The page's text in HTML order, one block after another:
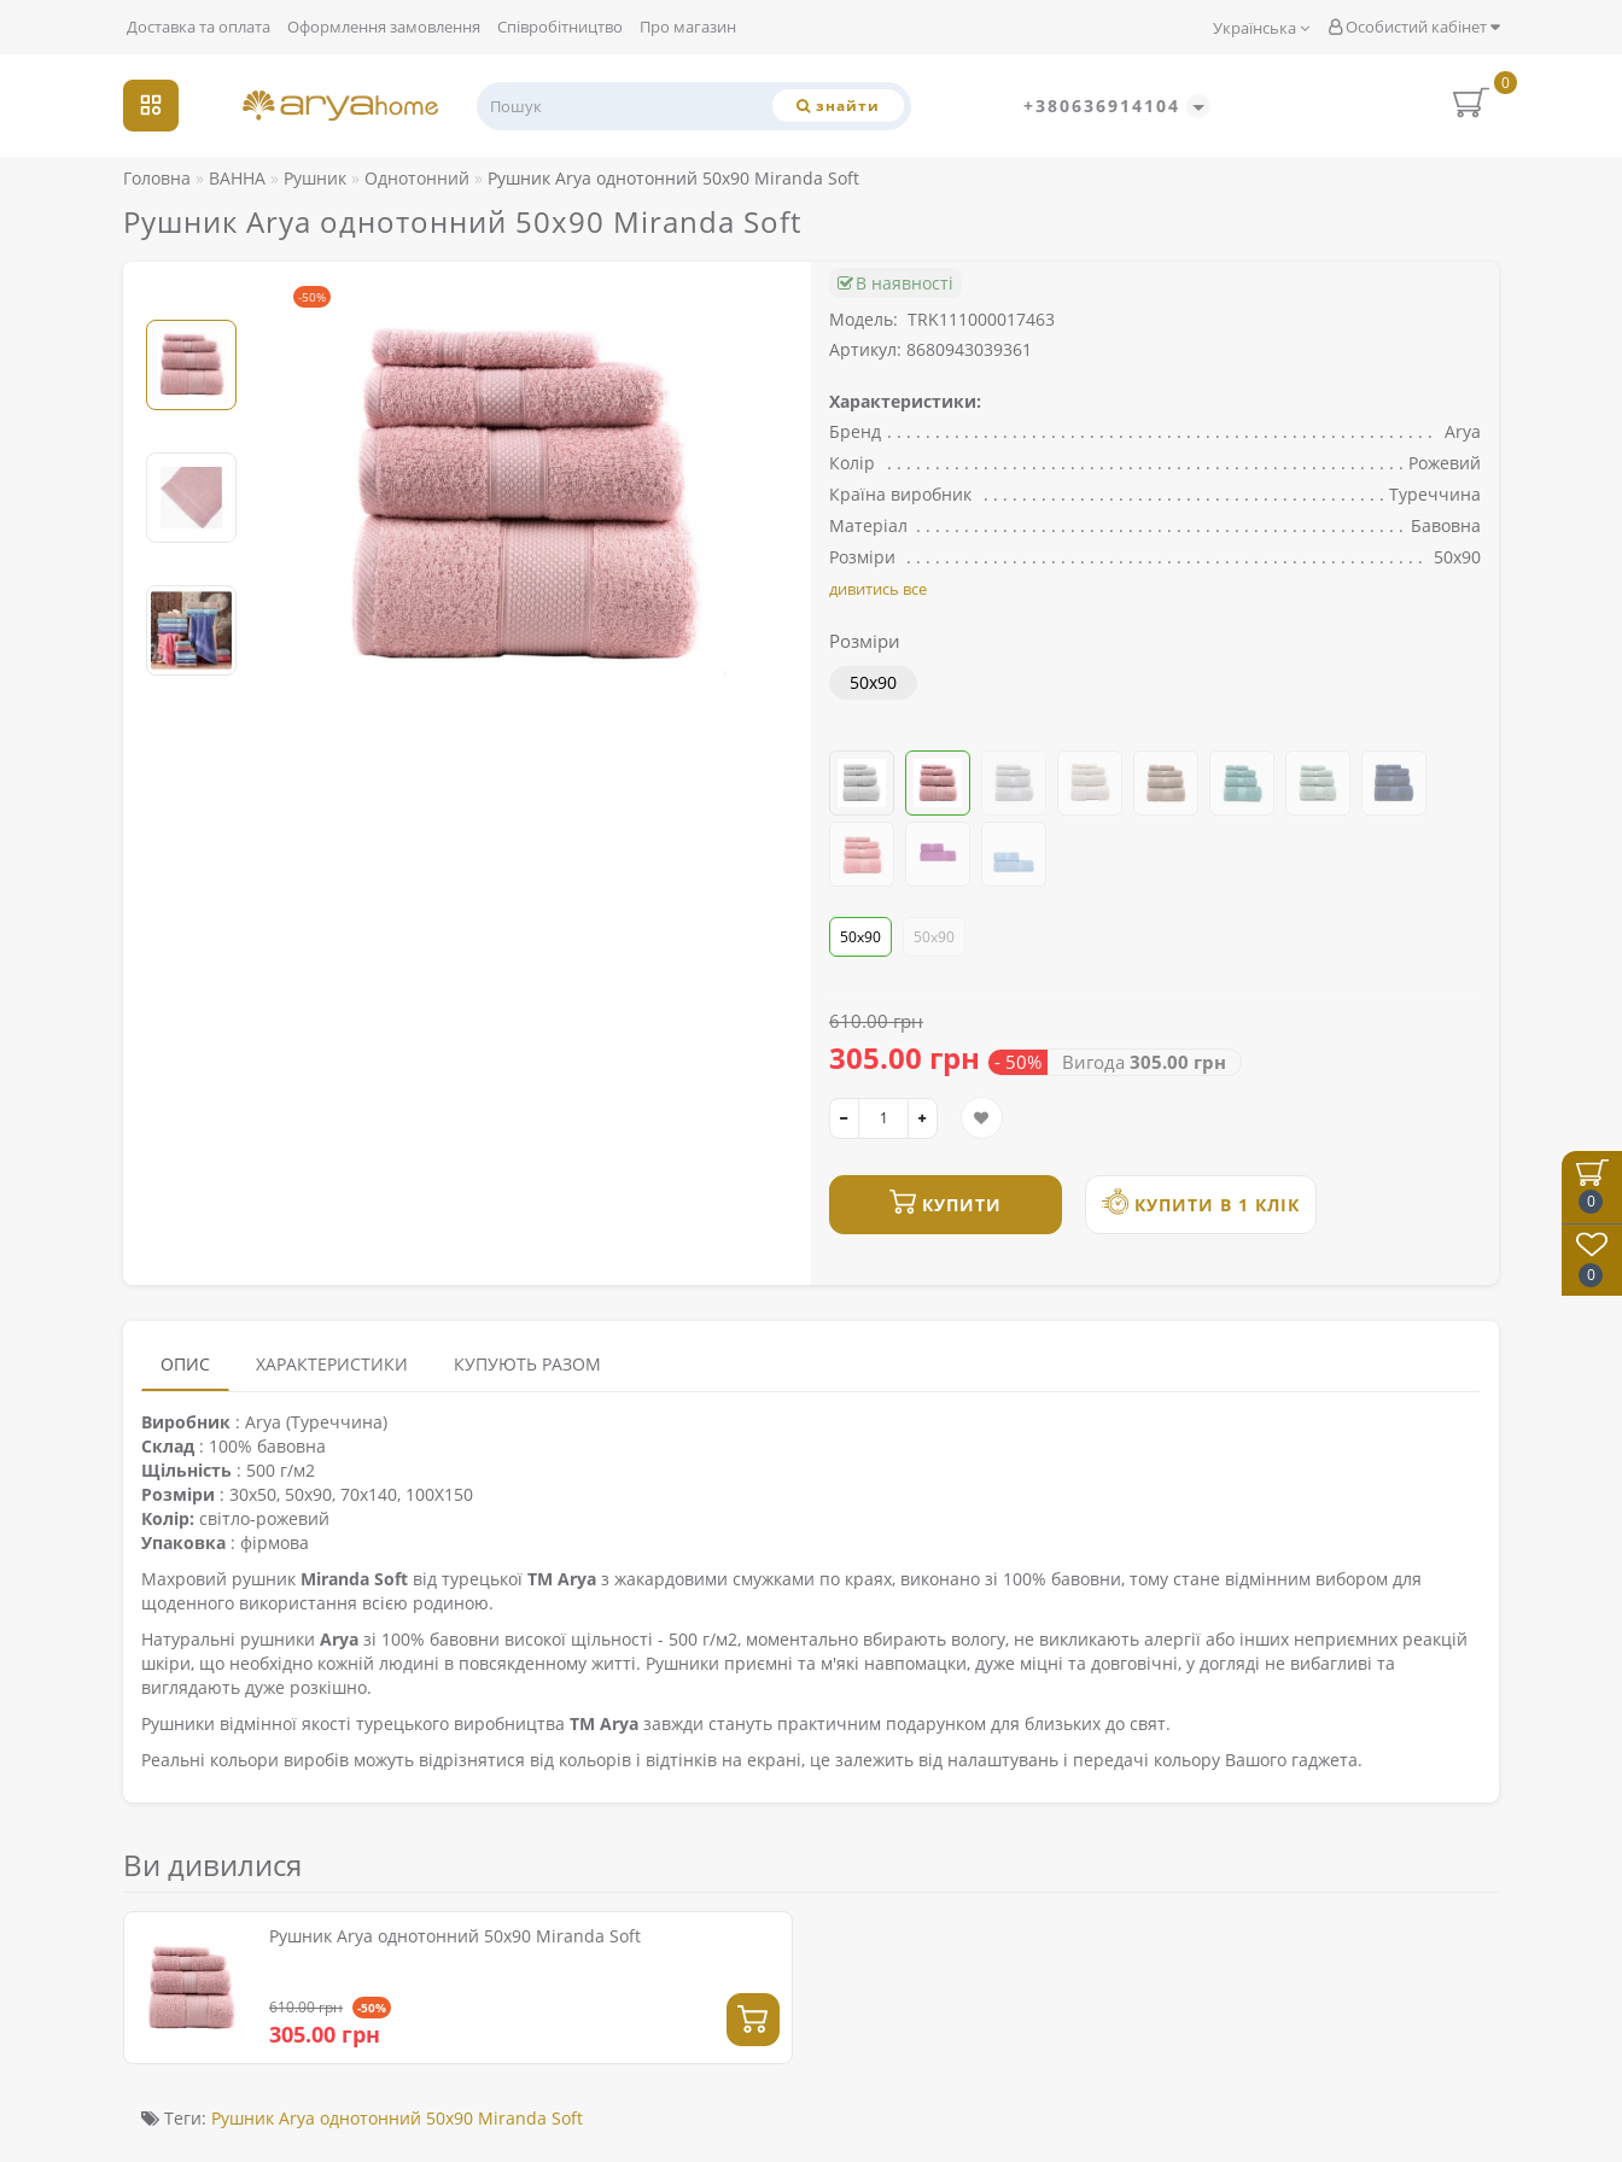
0
0
Особистий кабінет
Українська
Доставка та оплата Оформлення замовлення Співробітництво Про магазин
знайти +380636914104
0
Головна ВАННА Рушник Однотонний Рушник Arya однотонний 50x90 Miranda Soft
Рушник Arya однотонний 50x90 Miranda Soft
-50%
В наявності
Модель: TRK111000017463
Артикул: 8680943039361
Характеристики:
Бренд
Arya
Колір
Рожевий
Країна виробник
Туреччина
Матеріал
Бавовна
Розміри
50х90
дивитись все
Розміри
50x90
50х90 50x90
610.00 грн
305.00 грн - 50% Вигода 305.00 грн
КУПИТИ КУПИТИ В 1 КЛІК
ОПИС ХАРАКТЕРИСТИКИ КУПУЮТЬ РАЗОМ
Виробник : Arya (Туреччина)
Склад : 100% бавовна
Щільність : 500 г/м2
Розміри : 30х50, 50х90, 70х140, 100X150
Колір: світло-рожевий
Упаковка : фірмова
Махровий рушник Miranda Soft від турецької ТМ Arya з жакардовими смужками по краях, виконано зі 100% бавовни, тому стане відмінним вибором для
щоденного використання всією родиною.
Натуральні рушники Arya зі 100% бавовни високої щільності - 500 г/м2, моментально вбирають вологу, не викликають алергії або інших неприємних реакцій
шкіри, що необхідно кожній людині в повсякденному житті. Рушники приємні та м'які навпомацки, дуже міцні та довговічні, у догляді не вибагливі та
виглядають дуже розкішно.
Рушники відмінної якості турецького виробництва ТМ Arya завжди стануть практичним подарунком для близьких до свят.
Реальні кольори виробів можуть відрізнятися від кольорів і відтінків на екрані, це залежить від налаштувань і передачі кольору Вашого гаджета.
Ви дивилися
Рушник Arya однотонний 50x90 Miranda Soft
610.00 грн -50%
305.00 грн
Теги: Рушник Arya однотонний 50x90 Miranda Soft